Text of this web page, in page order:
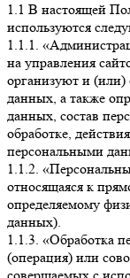
1.1 В настоящей
используются
1.1.1.
на управления
организуют и (или)
данных, а также
данных, состав
обработке,
персональными
1.1.2.
относящаяся к
определяемому
данных).
1.1.3. «Обработка
(операция) или